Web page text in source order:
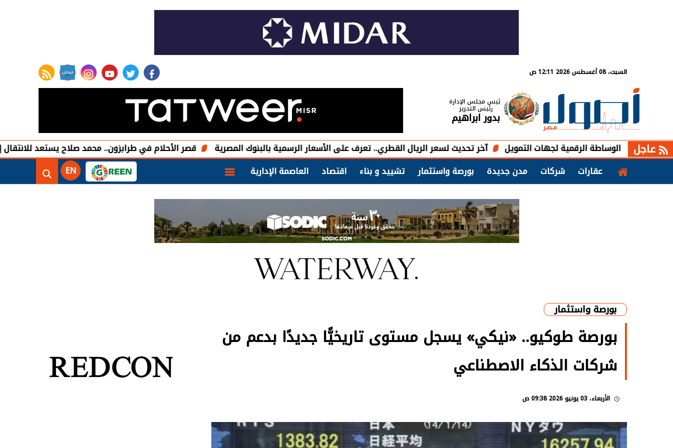
السبت، 08 أغسطس 2026 12:11 ص facebook
twitter
youtube
instagram
rss feed
رئيس مجلس الإدارة
رئيس التحرير
بدور ابراهيم
عاجل قصر الأحلام في طرابزون.. محمد صلاح يستعد للانتقال إلى فيلا فاخرة آخر تحديث لسعر الريال القطري.. تعرف على الأسعار الرسمية بالبنوك المصرية
الرقمية لجهات التمويل
عقارات
شركات مدن جديدة بورصة واستثمار تشييد و بناء اقتصاد العاصمة الإدارية EN
بورصة واستثمار
بورصة طوكيو.. «نيكي» يسجل مستوى تاريخيًّا جديدًا بدعم من
شركات الذكاء الاصطناعي
الأربعاء، 03 يونيو 2026 09:38 ص